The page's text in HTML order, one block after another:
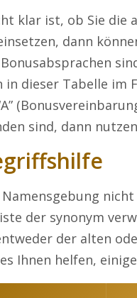
klar ist, ob Sie die
dann
in dieser Tabelle im
sind, dann
Namensgebung
der synonym
der alten
Ihnen helfen,